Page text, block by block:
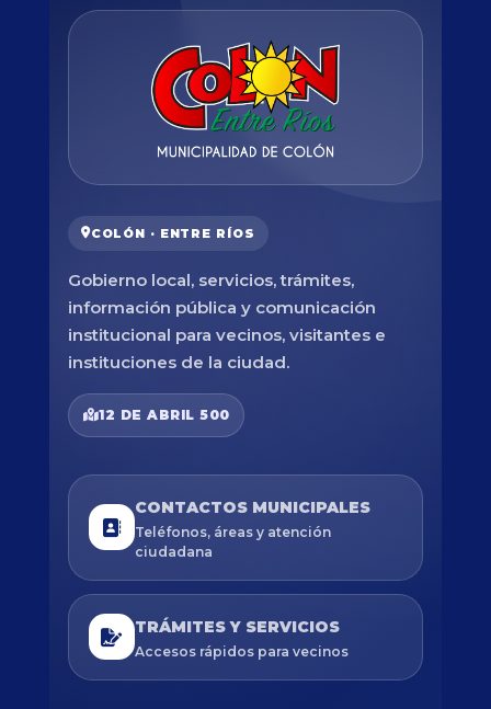
COLÓN · ENTRE RÍOS
Gobierno local, servicios, trámites,
información pública y comunicación
institucional para vecinos, visitantes e
instituciones de la ciudad.
12 DE ABRIL 500
CONTACTOS MUNICIPALES
Teléfonos, áreas y atención
ciudadana
TRÁMITES Y SERVICIOS
Accesos rápidos para vecinos